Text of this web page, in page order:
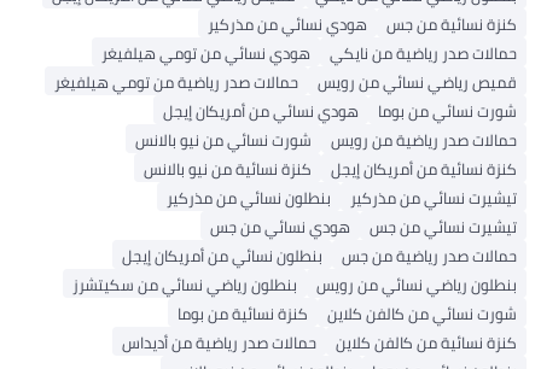
كنزة نسائية من جس
هودي نسائي من مذركير
حمالات صدر رياضية من نايكي
هودي نسائي من تومي هيلفيغر
قميص رياضي نسائي من رويس
حمالات صدر رياضية من تومي هيلفيغر
شورت نسائي من بوما
هودي نسائي من أمريكان إيجل
حمالات صدر رياضية من رويس
شورت نسائي من نيو بالانس
كنزة نسائية من أمريكان إيجل
كنزة نسائية من نيو بالانس
تيشيرت نسائي من مذركير
بنطلون نسائي من مذركير
تيشيرت نسائي من جس
هودي نسائي من جس
حمالات صدر رياضية من جس
بنطلون نسائي من أمريكان إيجل
بنطلون رياضي نسائي من رويس
بنطلون رياضي نسائي من سكيتشرز
شورت نسائي من كالفن كلاين
كنزة نسائية من بوما
كنزة نسائية من كالفن كلاين
حمالات صدر رياضية من أديداس